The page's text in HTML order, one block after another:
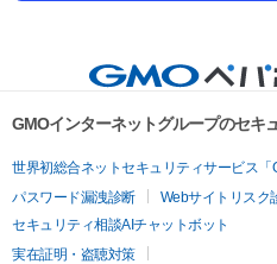
GMOインターネットグループのセキ
世界初総合ネットセキュリティサービス「
パスワード漏洩診断
Webサイトリスク
セキュリティ相談AIチャットボット
実在証明・盗聴対策